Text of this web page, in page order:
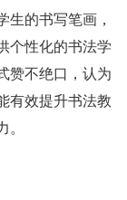
的书写笔画，
个性化的书法学
赞不绝口，认为
有效提升书法教